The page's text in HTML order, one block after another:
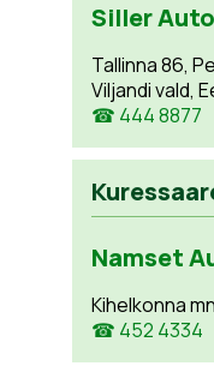
Siller Auto
Tallinna 86,
Viljandi vald,
☎ 444 8877
Namset
Kihelkonna
☎ 452 4334